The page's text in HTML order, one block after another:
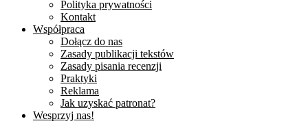
Polityka prywatności
Kontakt
Współpraca
Dołącz do nas
Zasady publikacji tekstów
Zasady pisania recenzji
Praktyki
Reklama
Jak uzyskać patronat?
Wesprzyj nas!